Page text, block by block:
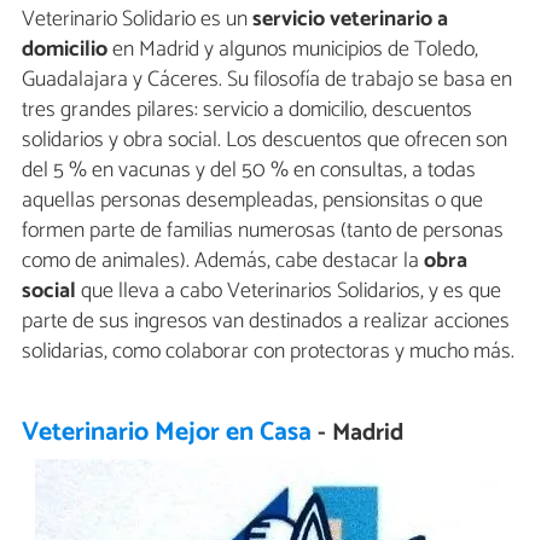
Veterinario Solidario es unservicio veterinario a
domicilioen Madrid y algunos municipios de Toledo,
Guadalajara y Cáceres. Su filosofía de trabajo se basa en
tres grandes pilares: servicio a domicilio, descuentos
solidarios y obra social. Los descuentos que ofrecen son
del 5 % en vacunas y del 50 % en consultas, a todas
aquellas personas desempleadas, pensionsitas o que
formen parte de familias numerosas (tanto de personas
como de animales). Además, cabe destacar laobra
socialque lleva a cabo Veterinarios Solidarios, y es que
parte de sus ingresos van destinados a realizar acciones
solidarias, como colaborar con protectoras y mucho más.
Veterinario Mejor en Casa- Madrid